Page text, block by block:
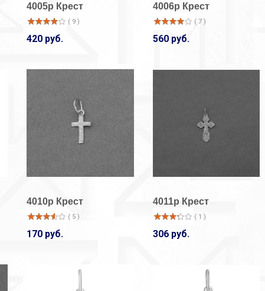
4005р Крест
( 9 )
420 руб.
4006р Крест
( 7 )
560 руб.
4010р Крест
( 5 )
170 руб.
4011р Крест
( 1 )
306 руб.